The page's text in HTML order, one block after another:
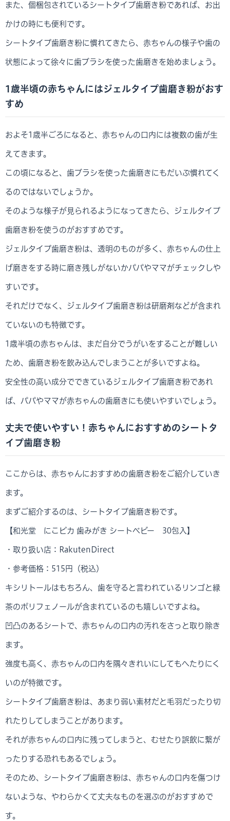
また、個梱包されているシートタイプ歯磨き粉であれば、お出
かけの時にも便利です。
シートタイプ歯磨き粉に慣れてきたら、赤ちゃんの様子や歯の
状態によって徐々に歯ブラシを使った歯磨きを始めましょう。
1歳半頃の赤ちゃんにはジェルタイプ歯磨き粉がおす
すめ
およそ1歳半ごろになると、赤ちゃんの口内には複数の歯が生
えてきます。
この頃になると、歯ブラシを使った歯磨きにもだいぶ慣れてく
るのではないでしょうか。
そのような様子が見られるようになってきたら、ジェルタイプ
歯磨き粉を使うのがおすすめです。
ジェルタイプ歯磨き粉は、透明のものが多く、赤ちゃんの仕上
げ磨きをする時に磨き残しがないかパパやママがチェックしや
すいです。
それだけでなく、ジェルタイプ歯磨き粉は研磨剤などが含まれ
ていないのも特徴です。
1歳半頃の赤ちゃんは、まだ自分でうがいをすることが難しい
ため、歯磨き粉を飲み込んでしまうことが多いですよね。
安全性の高い成分でできているジェルタイプ歯磨き粉であれ
ば、パパやママが赤ちゃんの歯磨きにも使いやすいでしょう。
丈夫で使いやすい！赤ちゃんにおすすめのシートタ
イプ歯磨き粉
ここからは、赤ちゃんにおすすめの歯磨き粉をご紹介していき
ます。
まずご紹介するのは、シートタイプ歯磨き粉です。
【和光堂 にこピカ 歯みがき シートベビー 30包入】
・取り扱い店：RakutenDirect
・参考価格：515円（税込）
キシリトールはもちろん、歯を守ると言われているリンゴと緑
茶のポリフェノールが含まれているのも嬉しいですよね。
凹凸のあるシートで、赤ちゃんの口内の汚れをさっと取り除き
ます。
強度も高く、赤ちゃんの口内を隅々きれいにしてもへたりにく
いのが特徴です。
シートタイプ歯磨き粉は、あまり弱い素材だと毛羽だったり切
れたりしてしまうことがあります。
それが赤ちゃんの口内に残ってしまうと、むせたり誤飲に繋が
ったりする恐れもあるでしょう。
そのため、シートタイプ歯磨き粉は、赤ちゃんの口内を傷つけ
ないような、やわらかくて丈夫なものを選ぶのがおすすめで
す。